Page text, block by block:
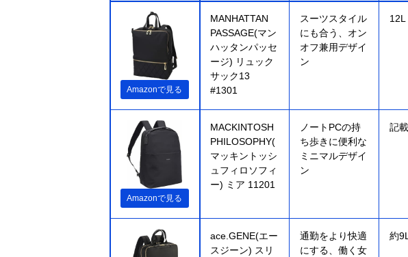
Amazonで見る
MANHATTAN
PASSAGE(マン
ハッタンパッセ
ージ) リュック
サック13
#1301
スーツスタイル
にも合う、オン
オフ兼用デザイ
ン
12L
Amazonで見る
MACKINTOSH
PHILOSOPHY(
マッキントッシ
ュフィロソフィ
ー) ミア 11201
ノートPCの持
ち歩きに便利な
ミニマルデザイ
ン
記
ace.GENE(エー
スジーン) スリ
通勤をより快適
にする、働く女
約